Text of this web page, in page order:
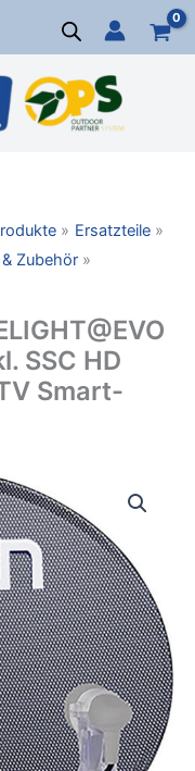
Ersatzteile
Zubehör
SSC HD
Smart-